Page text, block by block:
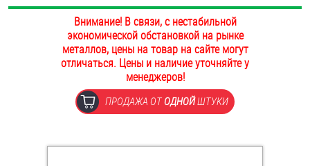
ПОКУПАТЕЛЯМ
ОПЛАТА И ДОСТАВКА
НАШИ МАГАЗИНЫ
Болты и винты
Втулки
Дюймовый крепёж
Внимание! В связи, с нестабильной
экономической обстановкой на рынке
металлов, цены на товар на сайте могут
отличаться. Цены и наличие уточняйте у
менеджеров!
ПРОДАЖА ОТОДНОЙШТУКИ